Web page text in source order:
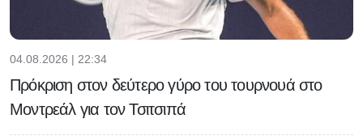
04.08.2026 | 22:34
Πρόκριση στον δεύτερο γύρο του τουρνουά στο
Μοντρεάλ για τον Τσιτσιπά